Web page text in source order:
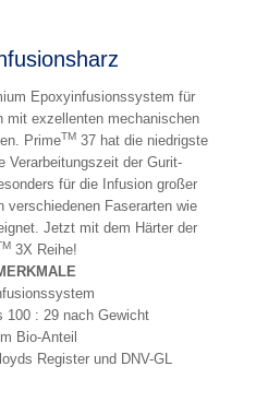
Epoxyinfusionssystem für
mit exzellenten mechanischen
PrimeTM37 hat die niedrigste
Verarbeitungszeit der Gurit-
für die Infusion großer
verschiedenen Faserarten wie
Jetzt mit dem Härter der
3X Reihe!
100 : 29 nach Gewicht
Bio-Anteil
Register und DNV-GL